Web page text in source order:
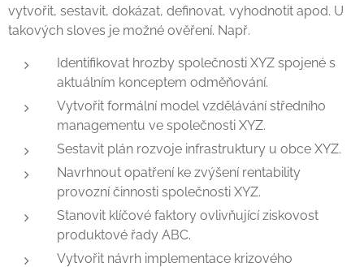
vytvořit, sestavit, dokázat, definovat, vyhodnotit apod. U
takových sloves je možné ověření. Např.
Identifikovat hrozby společnosti XYZ spojené s
aktuálním konceptem odměňování.
Vytvořit formální model vzdělávání středního
managementu ve společnosti XYZ.
Sestavit plán rozvoje infrastruktury u obce XYZ.
Navrhnout opatření ke zvýšení rentability
provozní činnosti společnosti XYZ.
Stanovit klíčové faktory ovlivňující ziskovost
produktové řady ABC.
Vytvořit návrh implementace krizového